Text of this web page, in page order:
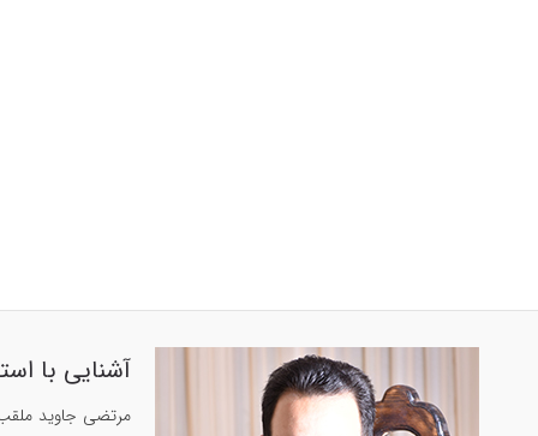
آشنایی با